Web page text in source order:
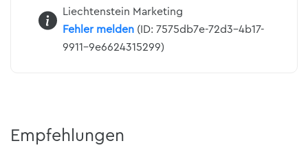
Liechtenstein Marketing
Fehler melden (ID: 7575db7e-72d3-4b17-
9911-9e6624315299)
Empfehlungen